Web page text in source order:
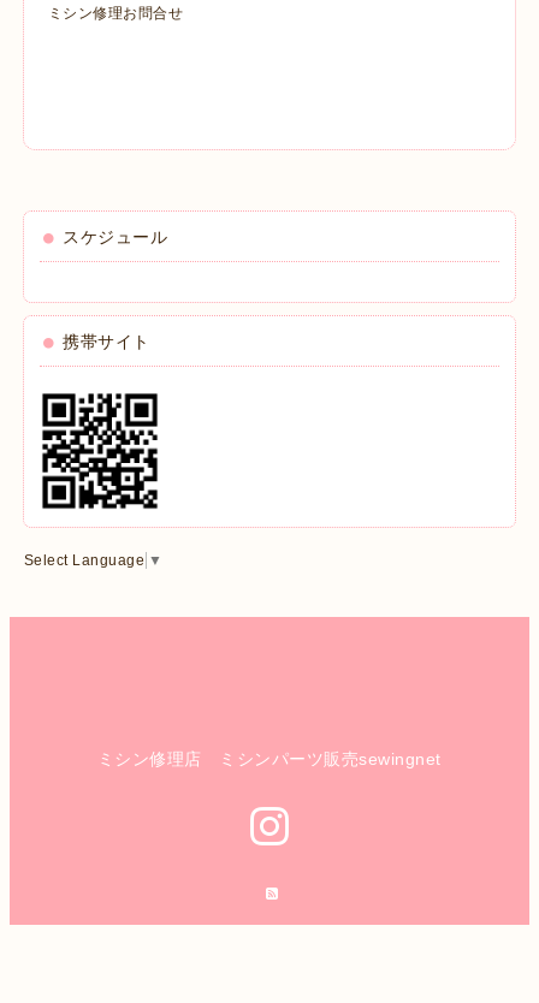
ミシン修理お問合せ
スケジュール
携帯サイト
Select Language ▼
ミシン修理店 ミシンパーツ販売sewingnet